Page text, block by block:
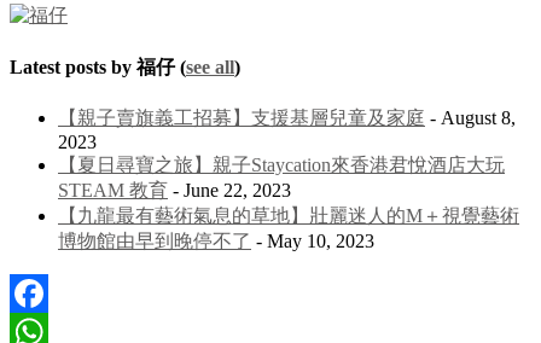
Latest posts by 福仔(see all)
【親子賣旗義工招募】支援基層兒童及家庭 - August 8,
2023
【夏日尋寶之旅】親子Staycation來香港君悅酒店大玩
STEAM 教育 - June 22, 2023
【九龍最有藝術氣息的草地】壯麗迷人的M＋視覺藝術
博物館由早到晚停不了 - May 10, 2023
Facebook